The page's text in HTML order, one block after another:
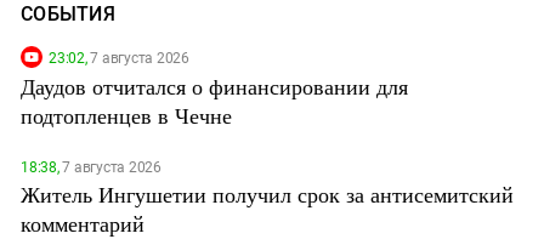
СОБЫТИЯ
23:02,7 августа 2026
Даудов отчитался о финансировании для
подтопленцев в Чечне
18:38,7 августа 2026
Житель Ингушетии получил срок за антисемитский
комментарий